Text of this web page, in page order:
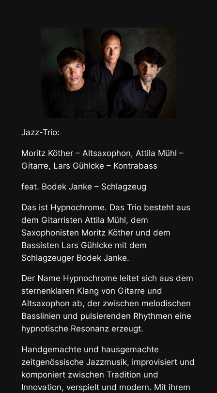
Jazz-Trio:
Moritz Köther – Altsaxophon, Attila Mühl –
Gitarre, Lars Gühlcke – Kontrabass
feat. Bodek Janke – Schlagzeug
Das ist Hypnochrome. Das Trio besteht aus
dem Gitarristen Attila Mühl, dem
Saxophonisten Moritz Köther und dem
Bassisten Lars Gühlcke mit dem
Schlagzeuger Bodek Janke.
Der Name Hypnochrome leitet sich aus dem
sternenklaren Klang von Gitarre und
Altsaxophon ab, der zwischen melodischen
Basslinien und pulsierenden Rhythmen eine
hypnotische Resonanz erzeugt.
Handgemachte und hausgemachte
zeitgenössische Jazzmusik, improvisiert und
komponiert zwischen Tradition und
Innovation, verspielt und modern. Mit ihrem